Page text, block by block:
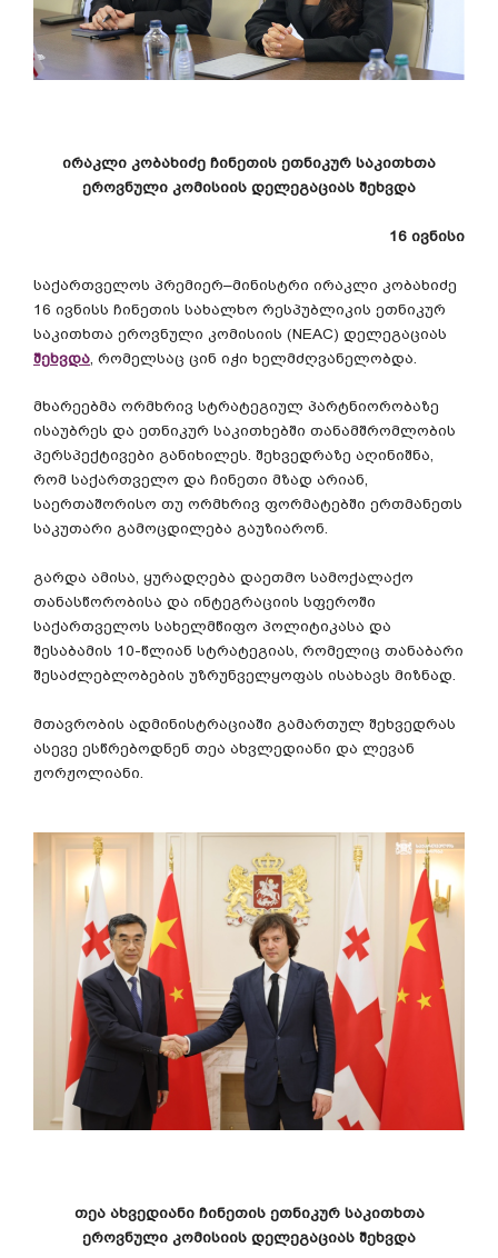
ირაკლი კობახიძე ჩინეთის ეთნიკურ საკითხთა
ეროვნული კომისიის დელეგაციას შეხვდა
16 ივნისი
საქართველოს პრემიერ–მინისტრი ირაკლი კობახიძე
16 ივნისს ჩინეთის სახალხო რესპუბლიკის ეთნიკურ
საკითხთა ეროვნული კომისიის (NEAC) დელეგაციას
შეხვდა რომელსაც ცინ იჭი ხელმძღვანელობდა
მხარეებმა ორმხრივ სტრატეგიულ პარტნიორობაზე
ისაუბრეს და ეთნიკურ საკითხებში თანამშრომლობის
პერსპექტივები განიხილეს. შეხვედრაზე აღინიშნა,
რომ საქართველო და ჩინეთი მზად არიან,
საერთაშორისო თუ ორმხრივ ფორმატებში ერთმანეთს
საკუთარი გამოცდილება გაუზიარონ.
გარდა ამისა, ყურადღება დაეთმო სამოქალაქო
თანასწორობისა და ინტეგრაციის სფეროში
საქართველოს სახელმწიფო პოლიტიკასა და
შესაბამის 10-წლიან სტრატეგიას, რომელიც თანაბარი
შესაძლებლობების უზრუნველყოფას ისახავს მიზნად.
მთავრობის ადმინისტრაციაში გამართულ შეხვედრას
ასევე ესწრებოდნენ თეა ახვლედიანი და ლევან
ჟორჟოლიანი.
თეა ახვედიანი ჩინეთის ეთნიკურ საკითხთა
ეროვნული კომისიის დელეგაციას შეხვდა